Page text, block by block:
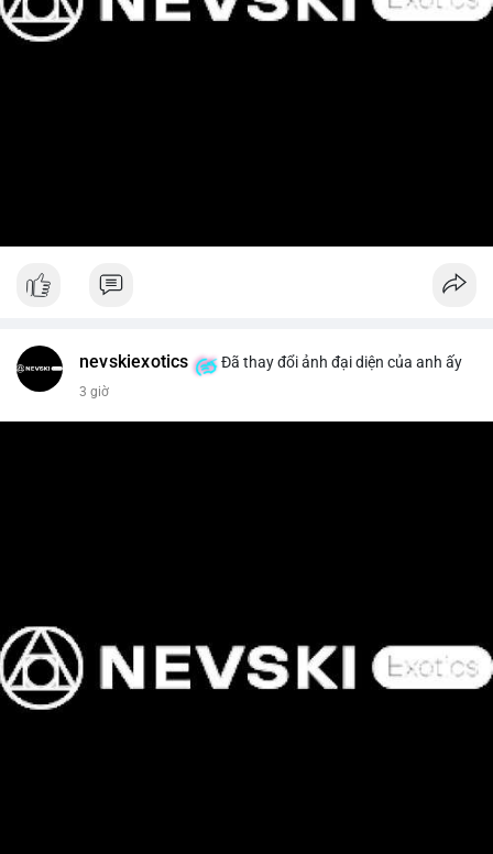
nevskiexotics Đã thay đổi ảnh đại diện của anh ấy
3 giờ